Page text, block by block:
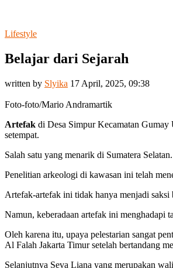
Lifestyle
Belajar dari Sejarah
written by Slyika 17 April, 2025, 09:38
Foto-foto/Mario Andramartik
Artefak di Desa Simpur Kecamatan Gumay
setempat.
Salah satu yang menarik di Sumatera
Penelitian arkeologi di kawasan ini telah
Artefak-artefak ini tidak hanya menjadi saksi
Namun, keberadaan artefak ini menghadapi
Oleh karena itu, upaya pelestarian sangat
Al Falah Jakarta Timur setelah bertandang
Selanjutnya Seva Liana yang merupakan